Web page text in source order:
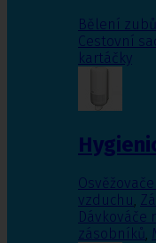
Bělení zubů
Cestovní
kartáčky
vzduchu,
Dávkováče
zásobníků,